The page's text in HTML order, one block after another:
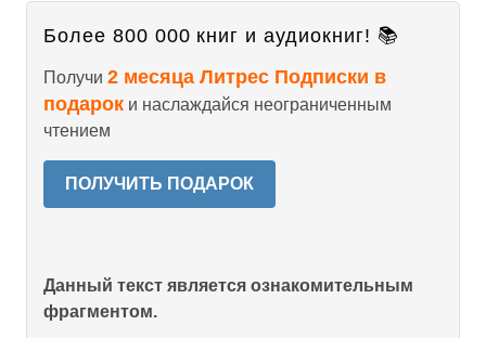
Более 800 000 книг и аудиокниг! 📚
Получи 2 месяца Литрес Подписки в
подарок и наслаждайся неограниченным
чтением
ПОЛУЧИТЬ ПОДАРОК
Данный текст является ознакомительным
фрагментом.